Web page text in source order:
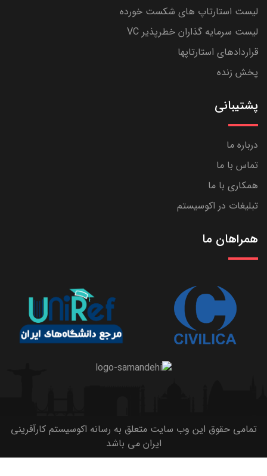
لیست استارتاپ های شکست خورده
لیست سرمایه گذاران خطرپذیر VC
قراردادهای استارتاپها
پخش زنده
پشتیبانی
درباره ما
تماس با ما
همکاری با ما
تبلیغات در اکوسیستم
همراهان ما
تمامی حقوق این وب سایت متعلق به رسانه اکوسیستم کارآفرینی
ایران می باشد